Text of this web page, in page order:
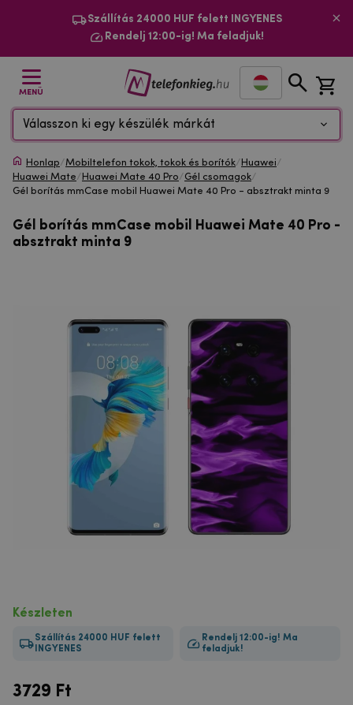
Szállítás 24000 HUF felett INGYENES
Rendelj 12:00-ig! Ma feladjuk!
MENÜ
Válasszon ki egy készülék márkát
Honlap/Mobiltelefon tokok, tokok és borítók/ Huawei/
Huawei Mate/ Huawei Mate 40 Pro/Gél csomagok/
Gél borítás mmCase mobil Huawei Mate 40 Pro - absztrakt minta 9
Gél borítás mmCase mobil Huawei Mate 40 Pro -
absztrakt minta 9
Készleten
Szállítás 24000 HUF felett
INGYENES
Rendelj 12:00-ig! Ma
feladjuk!
3729 Ft